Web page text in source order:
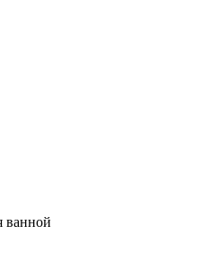
ванной